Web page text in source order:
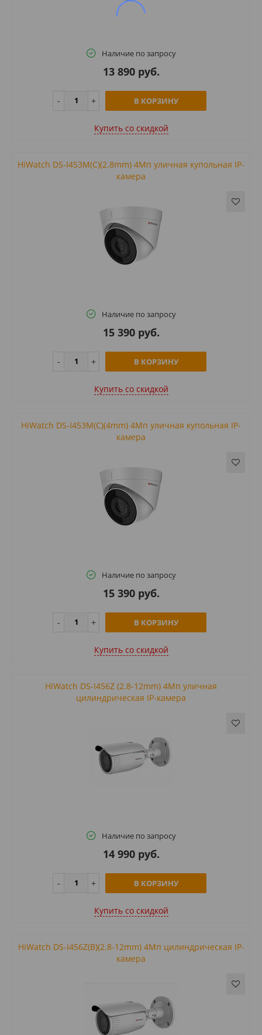
Наличие по запросу
13 890 руб.
В КОРЗИНУ
Купить cо скидкой
HiWatch DS-I453M(C)(2.8mm) 4Мп уличная купольная IP-
камера
Наличие по запросу
15 390 руб.
В КОРЗИНУ
Купить cо скидкой
HiWatch DS-I453M(C)(4mm) 4Мп уличная купольная IP-
камера
Наличие по запросу
15 390 руб.
В КОРЗИНУ
Купить cо скидкой
HiWatch DS-I456Z (2.8-12mm) 4Мп уличная
цилиндрическая IP-камера
Наличие по запросу
14 990 руб.
В КОРЗИНУ
Купить cо скидкой
HiWatch DS-I456Z(B)(2.8-12mm) 4Мп цилиндрическая IP-
камера